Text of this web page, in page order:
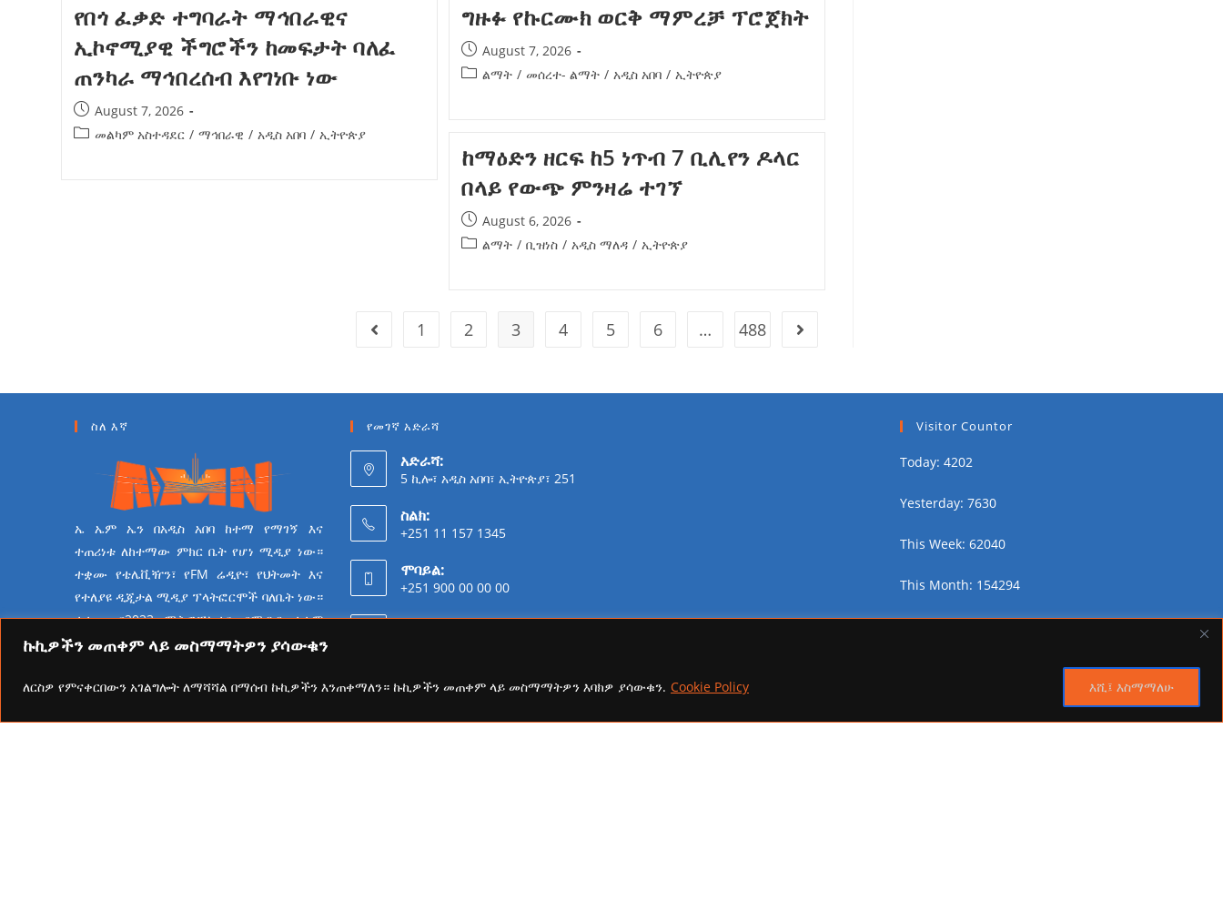
ኩኪዎችን መጠቀም ላይ መስማማትዎን ያሳውቁን
ለርስዎ የምናቀርበውን አገልግሎት ለማሻሻል በማሰብ ኩኪዎችን እንጠቀማለን። ኩኪዎችን መጠቀም ላይ መስማማትዎን እባክዎ ያሳውቁን. Cookie Policy እሺ፤ እስማማለሁ
የበጎ ፈቃድ ተግባራት ማኅበራዊና
ኢኮኖሚያዊ ችግሮችን ከመፍታት ባለፈ
ጠንካራ ማኅበረሰብ እየገነቡ ነው
August 7, 2026
መልካም አስተዳደር / ማኅበራዊ / አዲስ አበባ / ኢትዮጵያ
ግዙፉ የኩርሙክ ወርቅ ማምረቻ ፕሮጀክት
August 7, 2026
ልማት / መሰረተ- ልማት / አዲስ አበባ / ኢትዮጵያ
ከማዕድን ዘርፍ ከ5 ነጥብ 7 ቢሊየን ዶላር
በላይ የውጭ ምንዛሬ ተገኘ
August 6, 2026
ልማት / ቢዝነስ / አዲስ ማለዳ / ኢትዮጵያ
1 2 3 4 5 6 … 488
ስለ እኛ
ኤ ኤም ኤን በአዲስ አበባ ከተማ የማገኝ እና
ተጠሪነቱ ለከተማው ምክር ቤት የሆነ ሚዲያ ነው።
ተቋሙ የቴሌቪዥን፣ የFM ሬዲዮ፣ የህትመት እና
የተለያዩ ዲጂታል ሚዲያ ፕላትፎርሞች ባለቤት ነው።
ተቋሙ በ2023 ሜትሮፖሊታን የሚዲያ ተቋም
የመሆን ራዕይ ሰንቆ የይዘት
የመገኛ አድራሻ
አድራሻ:
5 ኪሎ፣ አዲስ አበባ፣ ኢትዮጵያ፣ 251
ስልክ:
+251 11 157 1345
ሞባይል:
+251 900 00 00 00
ፋክስ:
ኢሜይል:
addisaammaa@gmail.com
Visitor Countor
Today: 4202
Yesterday: 7630
This Week: 62040
This Month: 154294